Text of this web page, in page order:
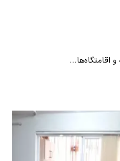
اقامتگاه‌ها...